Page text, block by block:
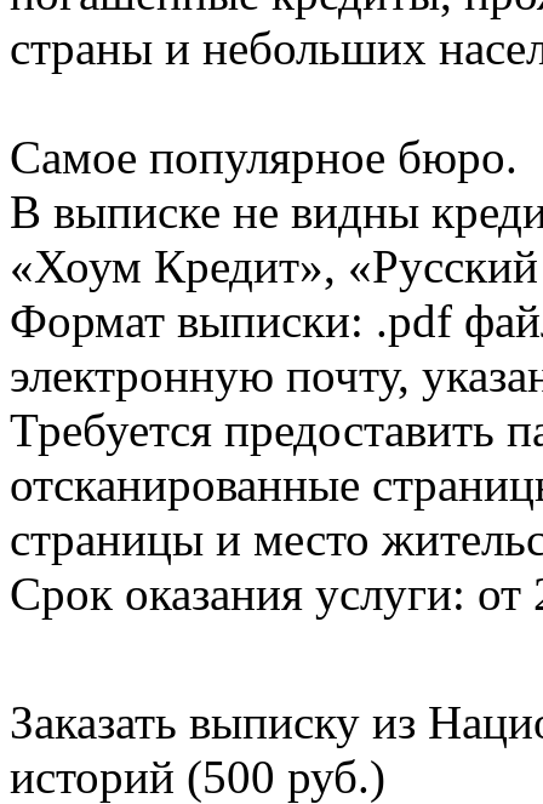
страны и небольших
Самое популярное бюро.
В выписке не видны
«Хоум Кредит»,
Формат выписки: .pdf
электронную почту,
Требуется предоставить
отсканированные
страницы и место
Срок оказания услуги: от
Заказать выписку из
историй (500 руб.)